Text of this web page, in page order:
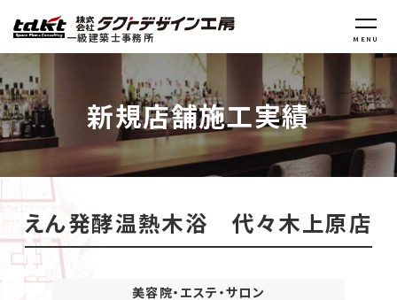
一級建築士事務所 MENU
新規店舗施工実績
えん発酵温熱木浴 代々木上原店
美容院・エステ・サロン